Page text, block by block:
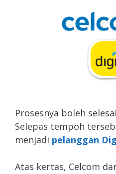
Prosesnya boleh
Selepas tempoh
menjadi pelanggan
Atas kertas, Celcom